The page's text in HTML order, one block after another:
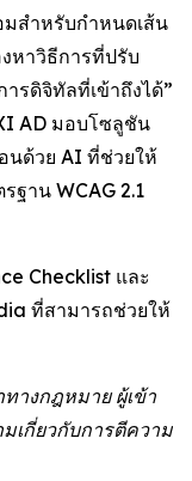
สำหรับกำหนดเส้น
หาวิธีการที่ปรับ
รดิจิทัลที่เข้าถึงได้”
AD มอบโซลูชัน
นด้วย AI ที่ช่วยให้
าน WCAG 2.1
Checklist และ
ที่สามารถช่วยให้
างกฎหมาย ผู้เข้า
เกี่ยวกับการตีความ